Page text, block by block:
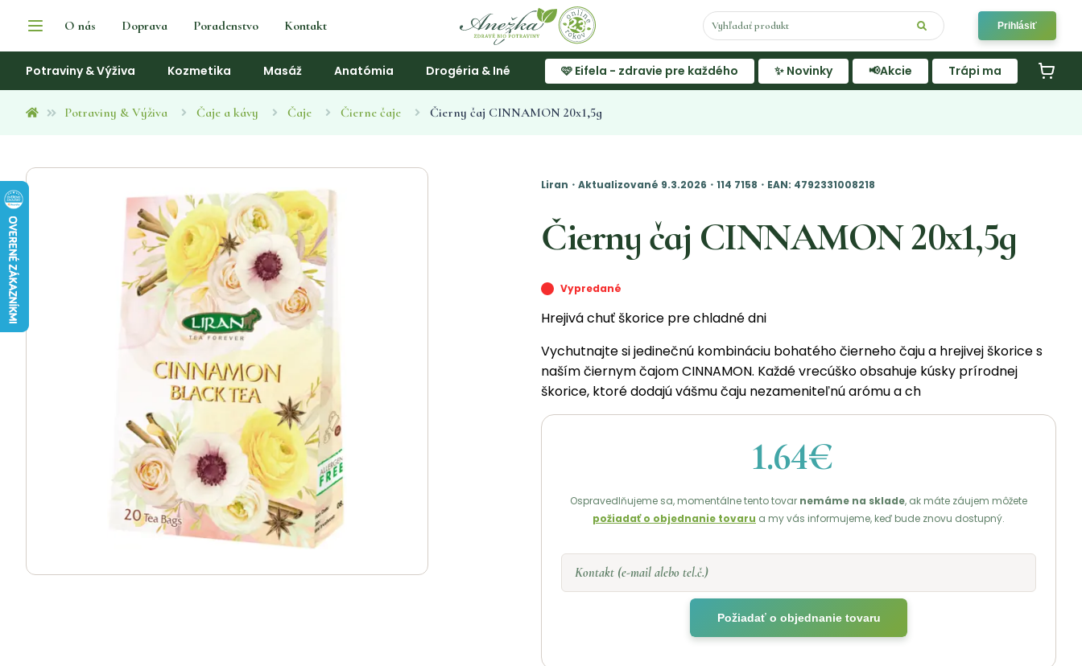
O nás Doprava Poradenstvo Kontakt Prihlásiť
Potraviny & Výživa Kozmetika Masáž Anatómia Drogéria & Iné 🩷 Eifela - zdravie pre každého ✨ Novinky 📢Akcie Trápi ma
Potraviny & Výživa Čaje a kávy Čaje Čierne čaje Čierny čaj CINNAMON 20x1,5g
Liran・Aktualizované 9.3.2026・114 7158・EAN: 4792331008218
Čierny čaj CINNAMON 20x1,5g
Vypredané
Hrejivá chuť škorice pre chladné dni
Vychutnajte si jedinečnú kombináciu bohatého čierneho čaju a hrejivej škorice s
naším čiernym čajom CINNAMON. Každé vrecúško obsahuje kúsky prírodnej
škorice, ktoré dodajú vášmu čaju nezameniteľnú arómu a ch
1.64€
Ospravedlňujeme sa, momentálne tento tovar nemáme na sklade, ak máte záujem môžete
požiadať o objednanie tovaru a my vás informujeme, keď bude znovu dostupný.
Kontakt (e-mail alebo tel.č.)
Požiadať o objednanie tovaru